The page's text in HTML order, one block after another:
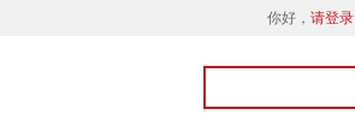
你好， 请登录